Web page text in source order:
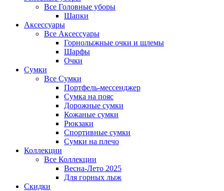
Все Головные уборы
Шапки
Аксессуары
Все Аксессуары
Горнолыжные очки и шлемы
Шарфы
Очки
Сумки
Все Сумки
Портфель-мессенджер
Сумка на пояс
Дорожные сумки
Кожаные сумки
Рюкзаки
Спортивные сумки
Сумки на плечо
Коллекции
Все Коллекции
Весна-Лето 2025
Для горных лыж
Скидки